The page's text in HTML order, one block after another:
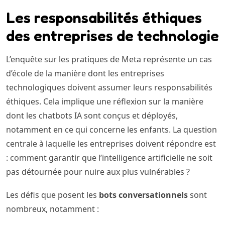
Les responsabilités éthiques
des entreprises de technologie
L’enquête sur les pratiques de Meta représente un cas
d’école de la manière dont les entreprises
technologiques doivent assumer leurs responsabilités
éthiques. Cela implique une réflexion sur la manière
dont les chatbots IA sont conçus et déployés,
notamment en ce qui concerne les enfants. La question
centrale à laquelle les entreprises doivent répondre est
: comment garantir que l’intelligence artificielle ne soit
pas détournée pour nuire aux plus vulnérables ?
Les défis que posent les bots conversationnelssont
nombreux, notamment :